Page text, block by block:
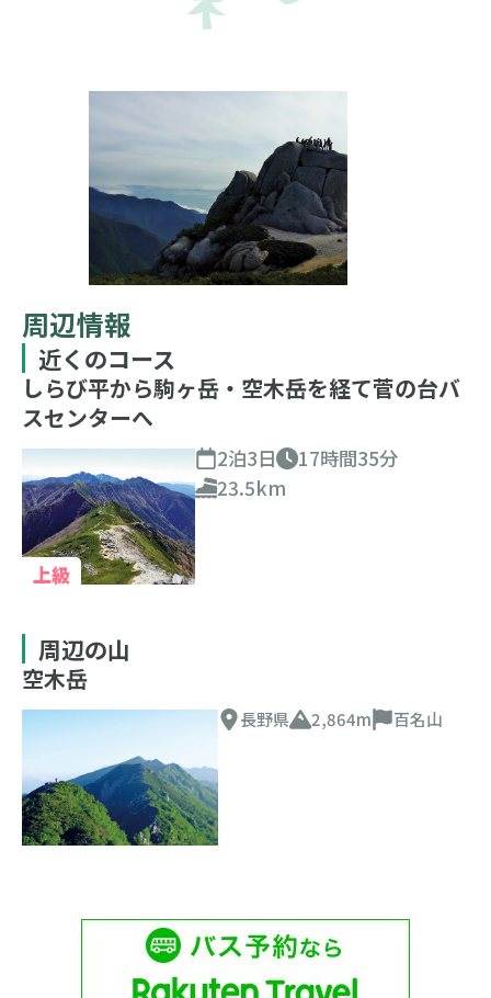
周辺情報
近くのコース
しらび平から駒ヶ岳・空木岳を経て菅の台バ
スセンターへ
上級
2泊3日
17時間35分
23.5km
周辺の山
空木岳
長野県 2,864m 百名山